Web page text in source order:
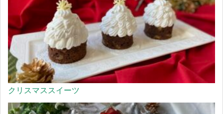
クリスマススイーツ